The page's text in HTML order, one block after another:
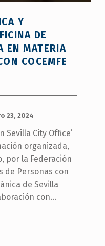
Y
DE
EN MATERIA
COCEMFE
23, 2024
Sevilla City Office’
organizada,
por la Federación
de Personas con
de Sevilla
con…